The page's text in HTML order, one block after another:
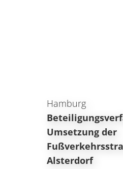
Hamburg
Umsetzung der
Alsterdorf